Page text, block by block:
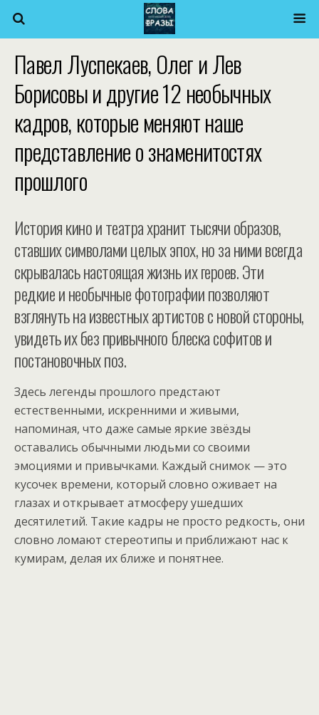
Павел Луспекаев, Олег и Лев
Борисовы и другие 12 необычных
кадров, которые меняют наше
представление о знаменитостях
прошлого
История кино и театра хранит тысячи образов,
ставших символами целых эпох, но за ними всегда
скрывалась настоящая жизнь их героев. Эти
редкие и необычные фотографии позволяют
взглянуть на известных артистов с новой стороны,
увидеть их без привычного блеска софитов и
постановочных поз.
Здесь легенды прошлого предстают
естественными, искренними и живыми,
напоминая, что даже самые яркие звёзды
оставались обычными людьми со своими
эмоциями и привычками. Каждый снимок — это
кусочек времени, который словно оживает на
глазах и открывает атмосферу ушедших
десятилетий. Такие кадры не просто редкость, они
словно ломают стереотипы и приближают нас к
кумирам, делая их ближе и понятнее.